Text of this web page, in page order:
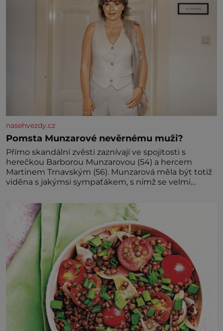
nasehvezdy.cz
Pomsta Munzarové nevěrnému muži?
Přímo skandální zvěsti zaznívají ve spojitosti s
herečkou Barborou Munzarovou (54) a hercem
Martinem Trnavským (56). Munzarová měla být totiž
viděna s jakýmsi sympaťákem, s nímž se velmi